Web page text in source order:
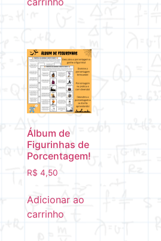
Álbum de
Figurinhas de
Porcentagem!
R$ 4,50
Adicionar ao
carrinho